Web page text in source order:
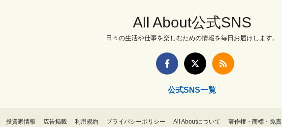
All About公式SNS
日々の生活や仕事を楽しむための情報を毎日お届けします。
公式SNS一覧
投資家情報 広告掲載 利用規約 プライバシーポリシー All Aboutについて 著作権・商標・免責